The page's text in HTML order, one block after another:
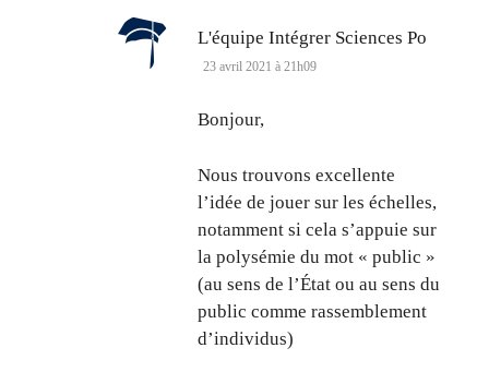
L'équipe Intégrer Sciences Po
23 avril 2021 à 21h09
Bonjour,
Nous trouvons excellente
l’idée de jouer sur les échelles,
notamment si cela s’appuie sur
la polysémie du mot « public »
(au sens de l’État ou au sens du
public comme rassemblement
d’individus)